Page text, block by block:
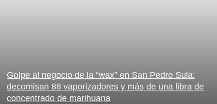
Golpe al negocio de la “wax” en San Pedro Sula:
decomisan 88 vaporizadores y más de una libra de
concentrado de marihuana